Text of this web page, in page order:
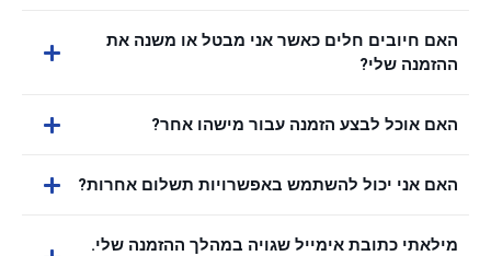
האם חיובים חלים כאשר אני מבטל או משנה את
ההזמנה שלי?
האם אוכל לבצע הזמנה עבור מישהו אחר?
האם אני יכול להשתמש באפשרויות תשלום אחרות?
מילאתי כתובת אימייל שגויה במהלך ההזמנה שלי.